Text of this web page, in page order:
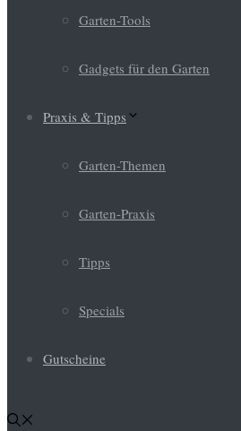
Garten-Tools
Gadgets für den Garten
Praxis & Tipps
Garten-Themen
Garten-Praxis
Tipps
Specials
Gutscheine